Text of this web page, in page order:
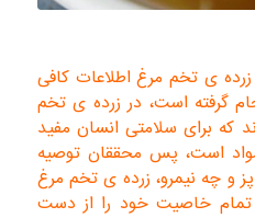
زرده ی تخم مرغ اطلاعات کافی
گرفته است، در زرده ی تخم
که برای سلامتی انسان مفید
است، پس محققان توصیه
و چه نیمرو، زرده ی تخم مرغ
تمام خاصیت خود را از دست